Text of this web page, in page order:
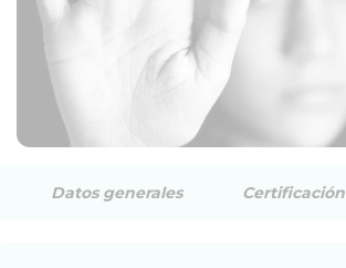
Datos generales Certificación